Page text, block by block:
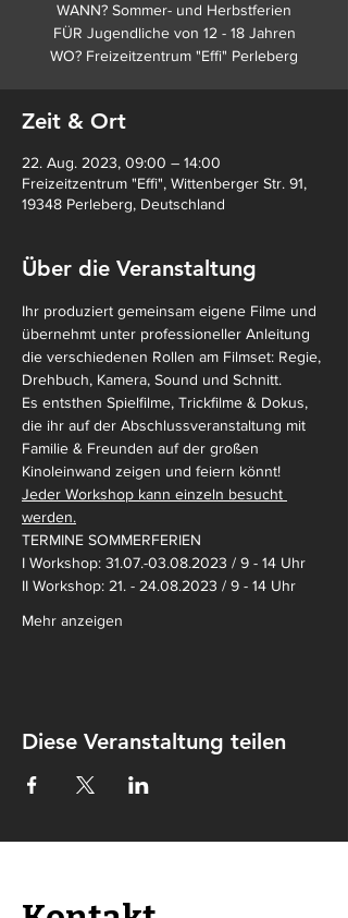
WANN? Sommer- und Herbstferien
FÜR Jugendliche von 12 - 18 Jahren
WO? Freizeitzentrum "Effi" Perleberg
Zeit & Ort
22. Aug. 2023, 09:00 – 14:00
Freizeitzentrum "Effi", Wittenberger Str. 91,
19348 Perleberg, Deutschland
Über die Veranstaltung
Ihr produziert gemeinsam eigene Filme und
übernehmt unter professioneller Anleitung
die verschiedenen Rollen am Filmset: Regie,
Drehbuch, Kamera, Sound und Schnitt.
Es entsthen Spielfilme, Trickfilme & Dokus,
die ihr auf der Abschlussveranstaltung mit
Familie & Freunden auf der großen
Kinoleinwand zeigen und feiern könnt!
Jeder Workshop kann einzeln besucht
werden.
TERMINE SOMMERFERIEN
I Workshop: 31.07.-03.08.2023 / 9 - 14 Uhr
II Workshop: 21. - 24.08.2023 / 9 - 14 Uhr
Mehr anzeigen
Diese Veranstaltung teilen